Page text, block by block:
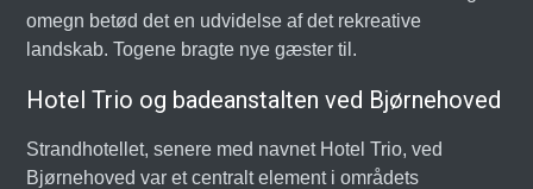
omegn betød det en udvidelse af det rekreative
landskab. Togene bragte nye gæster til.
Hotel Trio og badeanstalten ved Bjørnehoved
Strandhotellet, senere med navnet Hotel Trio, ved
Bjørnehoved var et centralt element i områdets